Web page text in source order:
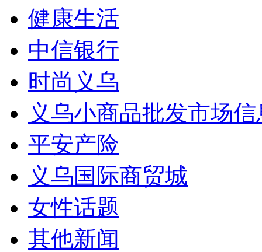
健康生活
中信银行
时尚义乌
义乌小商品批发市场
平安产险
义乌国际商贸城
女性话题
其他新闻